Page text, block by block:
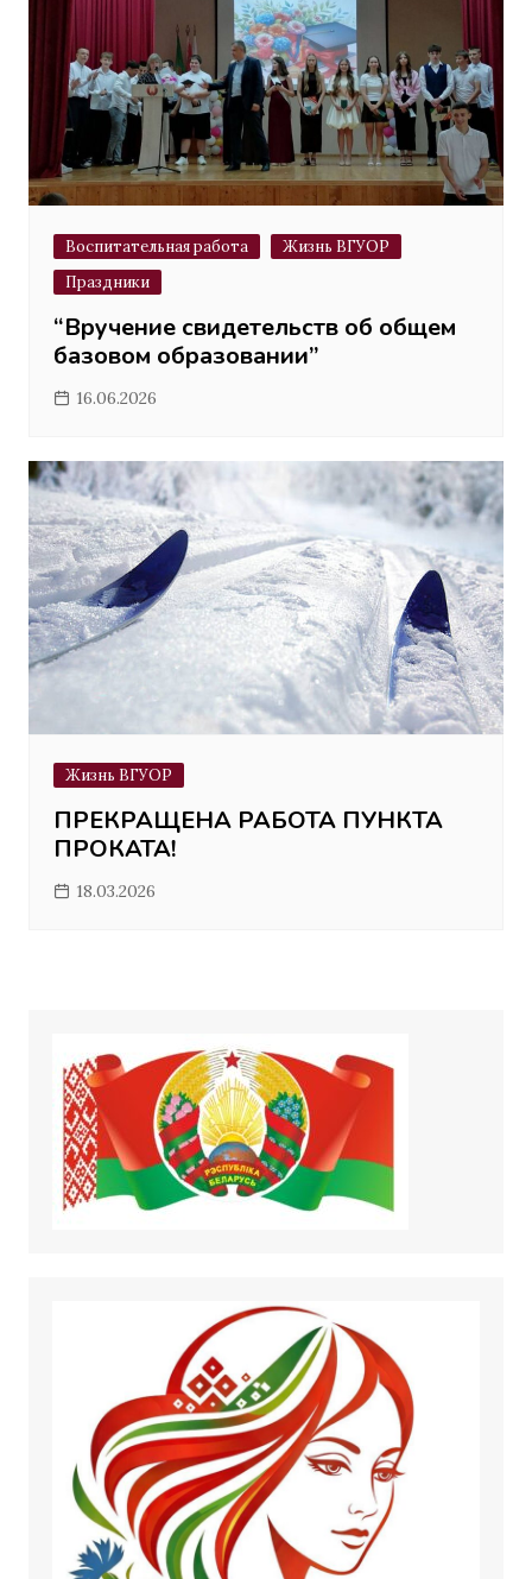
Воспитательная работа
Жизнь ВГУОР
Праздники
“Вручение свидетельств об общем
базовом образовании”
16.06.2026
Жизнь ВГУОР
ПРЕКРАЩЕНА РАБОТА ПУНКТА
ПРОКАТА!
18.03.2026